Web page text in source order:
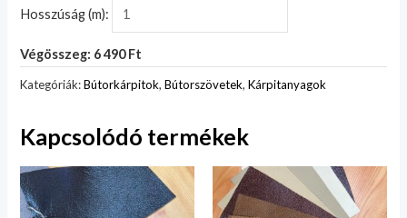
Hosszúság (m):
Végösszeg: 6 490 Ft
Kategóriák:Bútorkárpitok,Bútorszövetek,Kárpitanyagok
Kapcsolódó termékek